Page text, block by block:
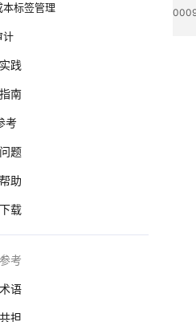
本标签管理
计
践
南
考
题
助
载
考
语
担
营业执照 贵公网安备